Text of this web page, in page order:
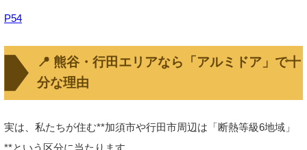
P54
📍 熊谷・行田エリアなら「アルミドア」で十
分な理由
実は、私たちが住む**加須市や行田市周辺は「断熱等級6地域」
**という区分に当たります。